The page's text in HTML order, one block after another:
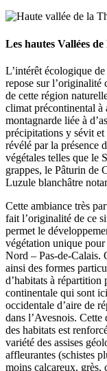
Les hautes Vallées
L’intérêt écologique de
repose sur l’originalité
de cette région
climat précontinental à
montagnarde liée à
précipitations y sévit et
révélé par la présence
végétales telles que le
grappes, le Pâturin de
Luzule blanchâtre
Cette ambiance très
fait l’originalité de ce
permet le
végétation unique
Nord – Pas-de-Calais.
ainsi des formes
d’habitats à répartition
continentale qui sont
occidentale d’aire de
dans l’Avesnois. Cette
des habitats est
variété des assises
affleurantes (schistes
moins calcareux, grès,